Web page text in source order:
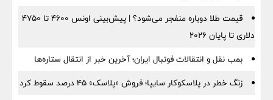
قیمت طلا دوباره منفجر می‌شود؟ | پیش‌بینی اونس ۴۶۰۰ تا ۴۷۵۰
دلاری تا پایان ۲۰۲۶
بمب نقل‌ و انتقالات فوتبال ایران؛ آخرین خبر از انتقال ستاره‌ها
زنگ خطر در پلاسکوکار سایپا؛ فروش «پلاسک» ۴۵ درصد سقوط کرد